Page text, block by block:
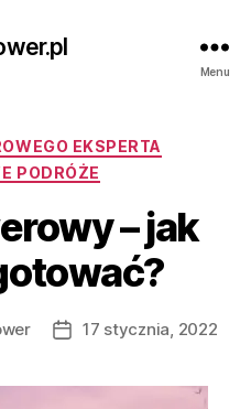
Menu
KategorieEKSPERTA
PODRÓŻE
– jak
Data17 stycznia, 2022